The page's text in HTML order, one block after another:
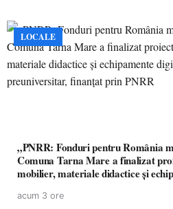
LOCALE
„PNRR: Fonduri pentru România
Comuna Tarna Mare a finalizat
mobilier, materiale didactice și
acum 3 ore